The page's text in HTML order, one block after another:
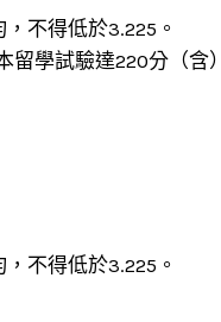
不得低於3.225。
留學試驗達220分（
不得低於3.225。